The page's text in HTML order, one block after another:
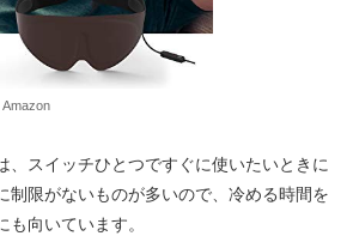
、スイッチひとつですぐに使いたいときに
制限がないものが多いので、冷める時間を
向いています。